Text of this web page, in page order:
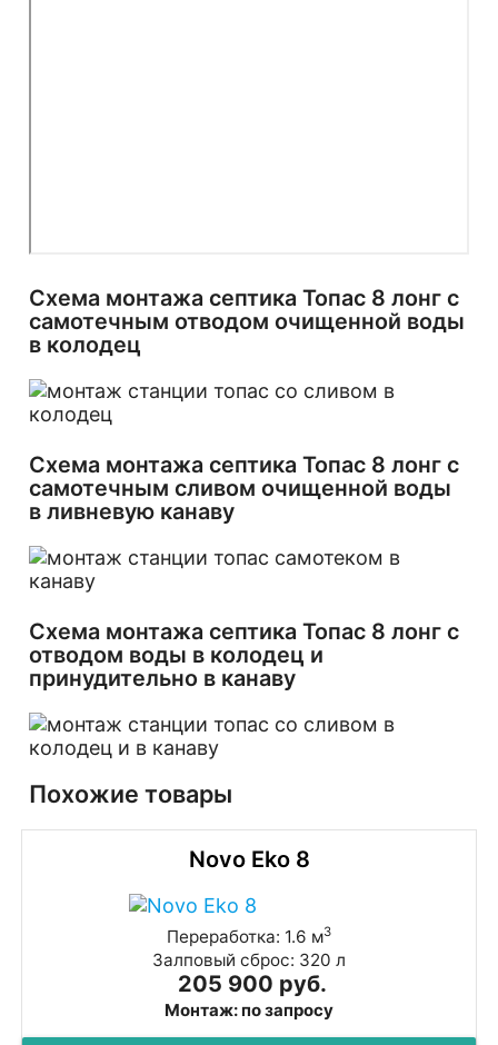
Схема монтажа септика Топас 8 лонг с
самотечным отводом очищенной воды
в колодец
Схема монтажа септика Топас 8 лонг с
самотечным сливом очищенной воды
в ливневую канаву
Схема монтажа септика Топас 8 лонг с
отводом воды в колодец и
принудительно в канаву
Похожие товары
Novo Eko 8
Переработка: 1.6 м3
Залповый сброс: 320 л
205 900 руб.
Монтаж: по запросу